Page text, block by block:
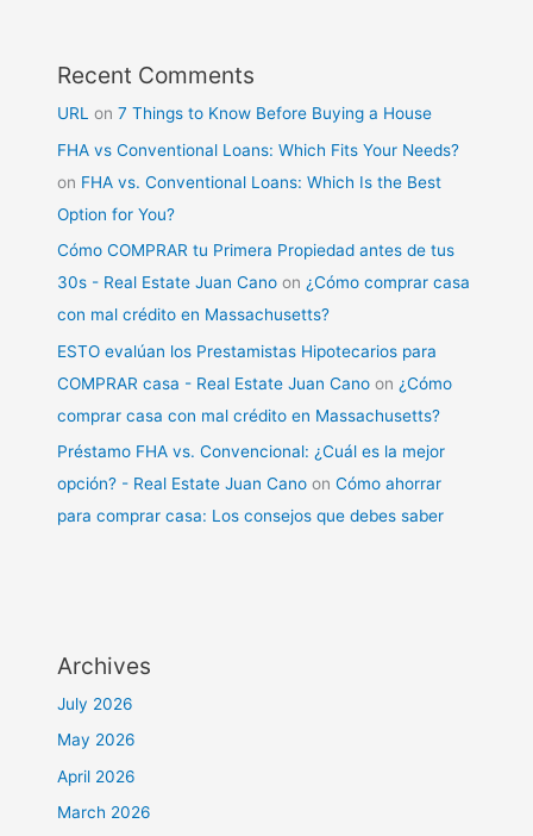
Recent Comments
URL on7 Things to Know Before Buying a House
FHA vs Conventional Loans: Which Fits Your Needs?
on FHA vs. Conventional Loans: Which Is the Best
Option for You?
Cómo COMPRAR tu Primera Propiedad antes de tus
30s - Real Estate Juan Cano on¿Cómo comprar casa
con mal crédito en Massachusetts?
ESTO evalúan los Prestamistas Hipotecarios para
COMPRAR casa - Real Estate Juan Cano on ¿Cómo
comprar casa con mal crédito en Massachusetts?
Préstamo FHA vs. Convencional: ¿Cuál es la mejor
opción? - Real Estate Juan Cano onCómo ahorrar
para comprar casa: Los consejos que debes saber
Archives
July 2026
May 2026
April 2026
March 2026